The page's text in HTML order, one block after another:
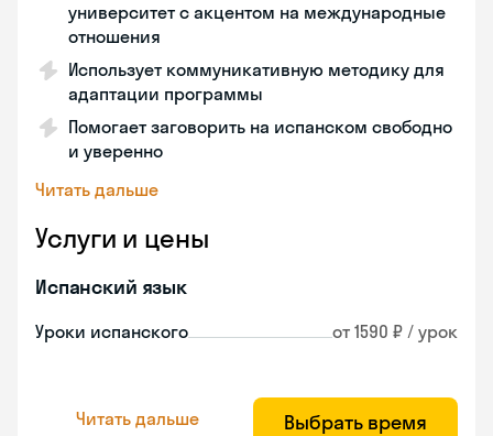
университет с акцентом на международные
отношения
Использует коммуникативную методику для
адаптации программы
Помогает заговорить на испанском свободно
и уверенно
Читать дальше
Услуги и цены
Испанский язык
Уроки испанского от 1590 ₽ / урок
Читать дальше Выбрать время